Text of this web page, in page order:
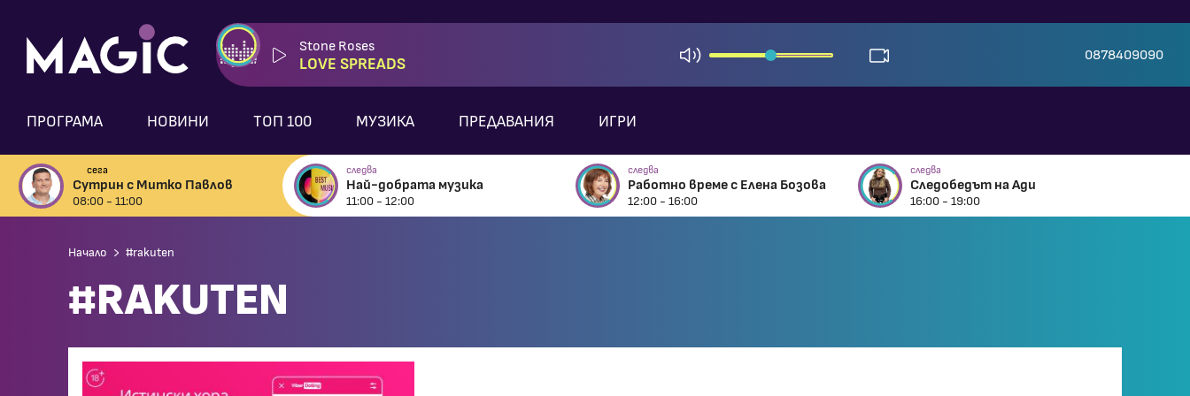
Stone Roses
LOVE SPREADS
0878409090
ПРОГРАМА НОВИНИ ТОП 100 МУЗИКА ПРЕДАВАНИЯ ИГРИ
сега
Сутрин с Митко Павлов
08:00 - 11:00
следва
Най-добрата музика
11:00 - 12:00
следва
Работно време с Елена Бозова
12:00 - 16:00
следва
Следобедът на Ади
16:00 - 19:00
Начало #rakuten
#RAKUTEN